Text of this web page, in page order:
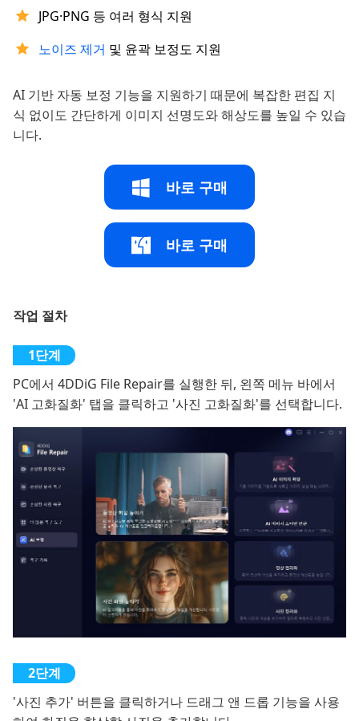
JPG·PNG 등 여러 형식 지원
노이즈 제거 및 윤곽 보정도 지원
AI 기반 자동 보정 기능을 지원하기 때문에 복잡한 편집 지
식 없이도 간단하게 이미지 선명도와 해상도를 높일 수 있습
니다.
바로 구매
바로 구매
작업 절차
PC에서 4DDiG File Repair를 실행한 뒤, 왼쪽 메뉴 바에서
'AI 고화질화' 탭을 클릭하고 '사진 고화질화'를 선택합니다.
'사진 추가' 버튼을 클릭하거나 드래그 앤 드롭 기능을 사용